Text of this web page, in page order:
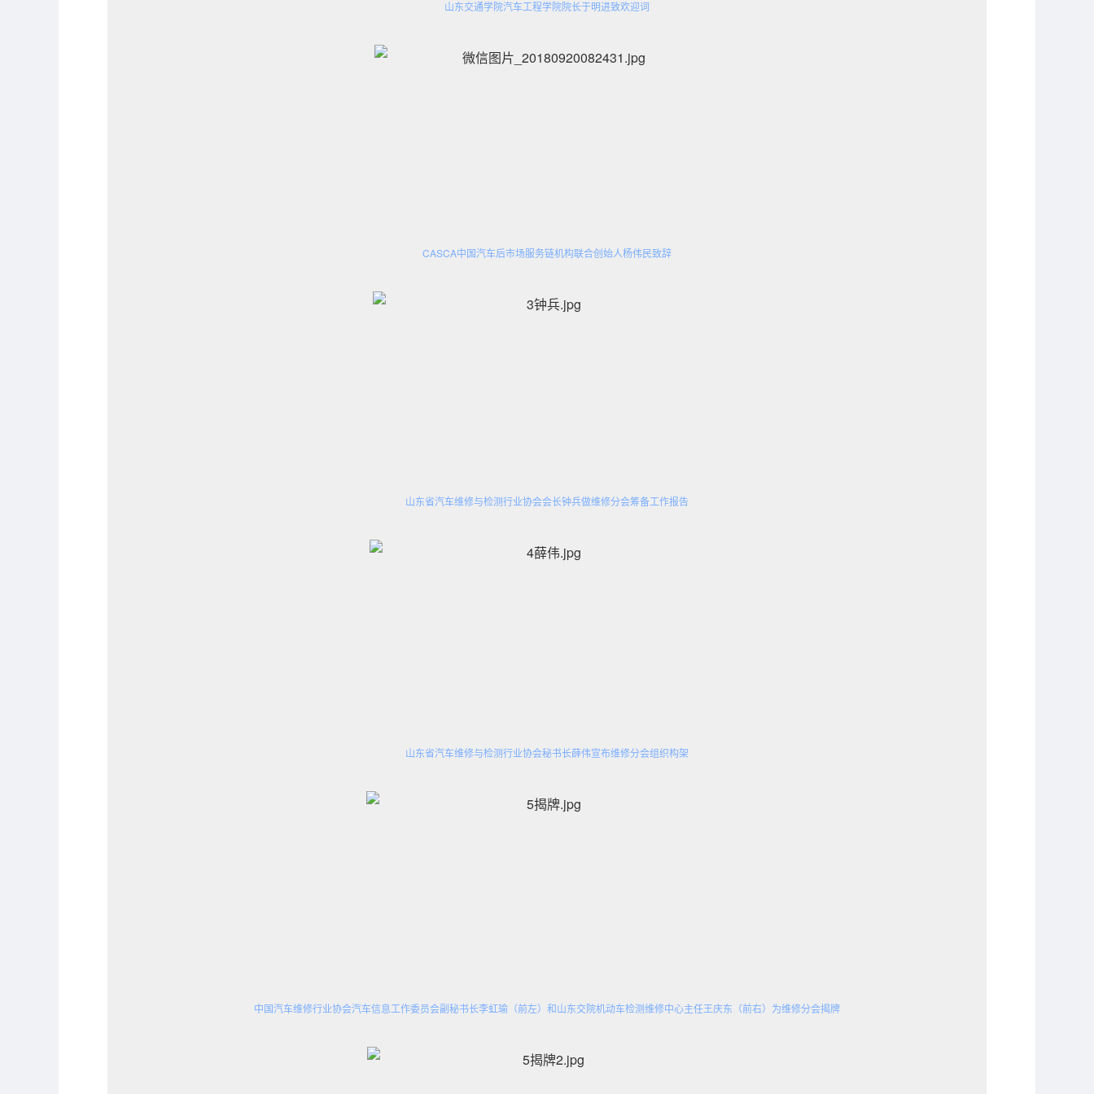
山东交通学院汽车工程学院院长于明进致欢迎词
CASCA中国汽车后市场服务链机构联合创始人杨伟民致辞
山东省汽车维修与检测行业协会会长钟兵做维修分会筹备工作报告
山东省汽车维修与检测行业协会秘书长薛伟宣布维修分会组织构架
中国汽车维修行业协会汽车信息工作委员会副秘书长李虹瑜（前左）和山东交院机动车检测维修中心主任王庆东（前右）为维修分会揭牌